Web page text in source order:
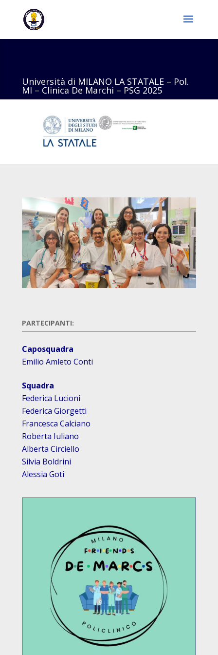
Università di MILANO LA STATALE – Pol.
MI – Clinica De Marchi – PSG 2025
PARTECIPANTI:
Caposquadra
Emilio Amleto Conti
Squadra
Federica Lucioni
Federica Giorgetti
Francesca Calciano
Roberta Iuliano
Alberta Circiello
Silvia Boldrini
Alessia Goti